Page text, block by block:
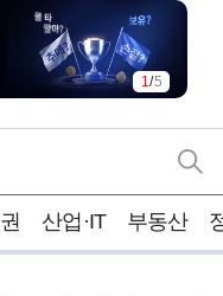
1/5
산업·IT 부동산